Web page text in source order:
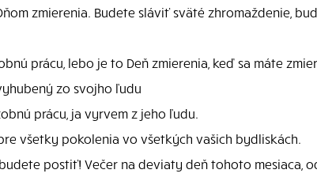
zmierenia. Budete sláviť sväté zhromaždenie,
prácu, lebo je to Deň zmierenia, keď sa máte
zo svojho ľudu
prácu, ja vyrvem z jeho ľudu.
všetky pokolenia vo všetkých vašich bydliskách.
postiť! Večer na deviaty deň tohoto mesiaca,